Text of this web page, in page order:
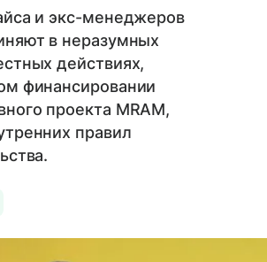
и экс-менеджеров
в неразумных
действиях,
финансировании
проекта MRAM,
правил